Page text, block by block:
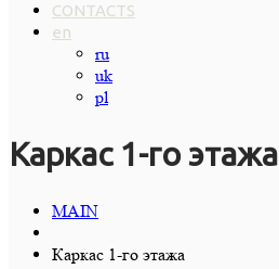
CONTACTS
en
ru
uk
pl
Каркас 1-го этажа
MAIN
Каркас 1-го этажа